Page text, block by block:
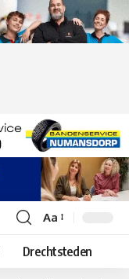
Lettergrootte
aanpassen
Aa
Drechtsteden